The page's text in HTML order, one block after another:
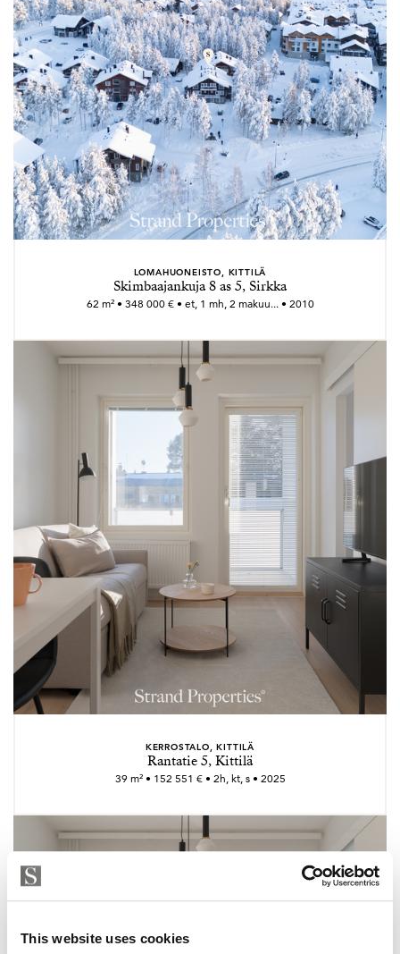
This website uses cookies
LOMAHUONEISTO, KITTILÄ
Skimbaajankuja 8 as 5, Sirkka
62 m² • 348 000 € • et, 1 mh, 2 makuu... • 2010
KERROSTALO, KITTILÄ
Rantatie 5, Kittilä
39 m² • 152 551 € • 2h, kt, s • 2025